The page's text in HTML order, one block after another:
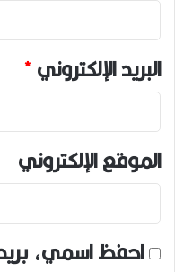
البريد الإلكتروني*
الموقع الإلكتروني
احفظ اسمي،